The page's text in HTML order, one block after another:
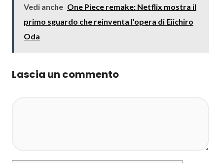
Vedi anche One Piece remake: Netflix mostra il
primo sguardo che reinventa l'opera di Eiichiro
Oda
Lascia un commento